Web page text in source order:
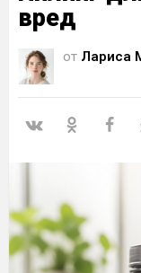
вред
от Лариса